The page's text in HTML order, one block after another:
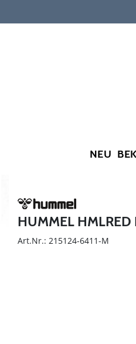
NEU
HUMMEL HMLRED
Art.Nr.: 215124-6411-M